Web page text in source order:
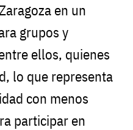
en un
grupos y
ellos, quienes
lo que representa
con menos
participar en